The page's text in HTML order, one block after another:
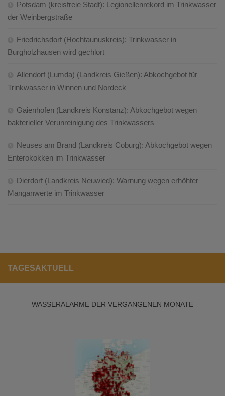
Potsdam (kreisfreie Stadt): Legionellenrekord im Trinkwasser
der Weinbergstraße
Friedrichsdorf (Hochtaunuskreis): Trinkwasser in
Burgholzhausen wird gechlort
Allendorf (Lumda) (Landkreis Gießen): Abkochgebot für
Trinkwasser in Winnen und Nordeck
Gaienhofen (Landkreis Konstanz): Abkochgebot wegen
bakterieller Verunreinigung des Trinkwassers
Neuses am Brand (Landkreis Coburg): Abkochgebot wegen
Enterokokken im Trinkwasser
Dierdorf (Landkreis Neuwied): Warnung wegen erhöhter
Manganwerte im Trinkwasser
TAGESAKTUELL
WASSERALARME DER VERGANGENEN MONATE